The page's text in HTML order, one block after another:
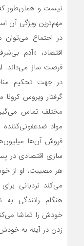
نیست و همان‌طور که
مهم‌ترین ویژگی آن
در اجتماع
اقتصاد، «آدم
فرصت ساز
در جهت تحکیم
گرفتار ویروس
مختلف تماس
مواد
فروش آن‌ها
سازی اقتصادی در
هر مصیبت، او از
می‌کند نردبانی
هنگام رانندگی
خودش را تماشا
زدن در آینه به